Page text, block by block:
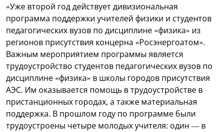
«Уже второй год действует дивизиональная
программа поддержки учителей физики и студентов
педагогических вузов по дисциплине «физика» из
регионов присутствия концерна «Росэнергоатом».
Важным мероприятием программы является
трудоустройство студентов педагогических вузов по
дисциплине «физика» в школы городов присутствия
АЭС. Им оказывается помощь в трудоустройстве в
пристанционных городах, а также материальная
поддержка. В прошлом году по программе были
трудоустроены четыре молодых учителя: один — в